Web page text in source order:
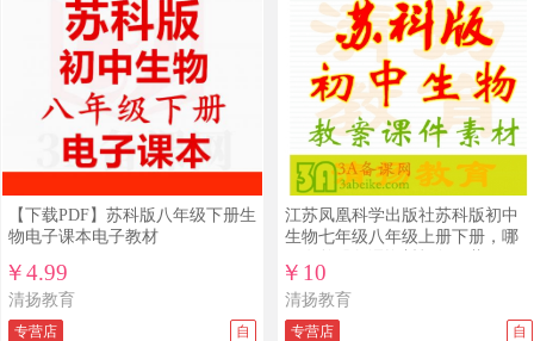
【下载PDF】苏科版八年级下册生
物电子课本电子教材
￥4.99
清扬教育
专营店 自
江苏凤凰科学出版社苏科版初中
生物七年级八年级上册下册，哪
￥10
清扬教育
专营店 自